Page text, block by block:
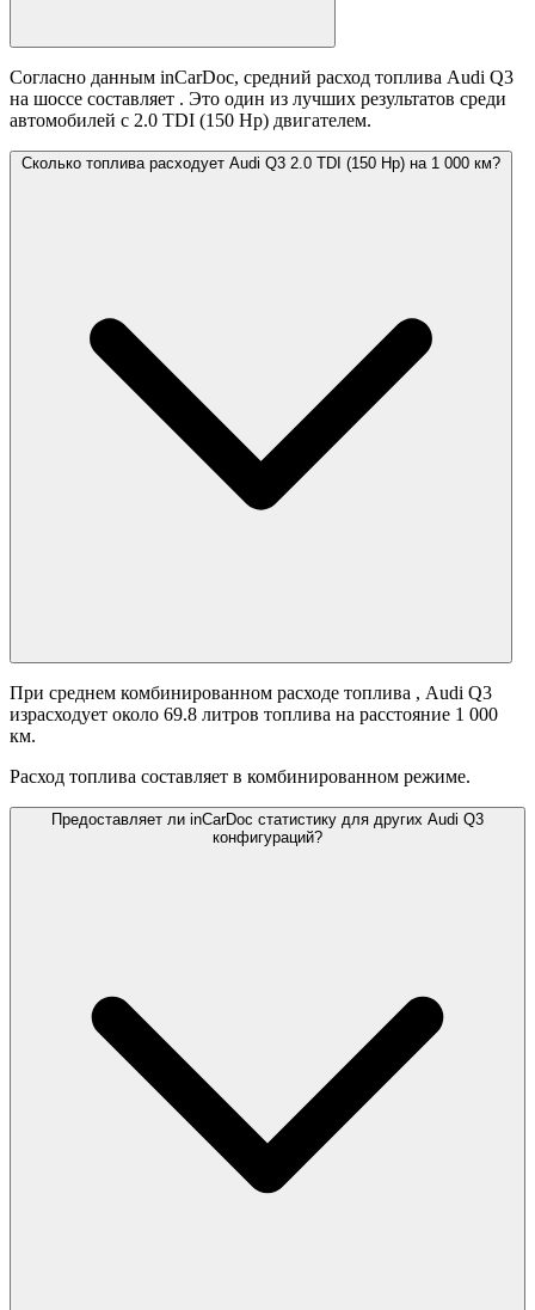
Согласно данным inCarDoc, средний расход топлива Audi Q3
на шоссе составляет . Это один из лучших результатов среди
автомобилей с 2.0 TDI (150 Hp) двигателем.
Сколько топлива расходует Audi Q3 2.0 TDI (150 Hp) на 1 000 км?
При среднем комбинированном расходе топлива , Audi Q3
израсходует около 69.8 литров топлива на расстояние 1 000
км.
Расход топлива составляет в комбинированном режиме.
Предоставляет ли inCarDoc статистику для других Audi Q3
конфигураций?